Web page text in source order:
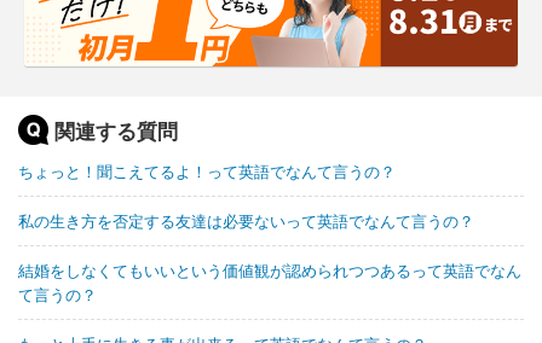
関連する質問
ちょっと！聞こえてるよ！って英語でなんて言うの？
私の生き方を否定する友達は必要ないって英語でなんて言うの？
結婚をしなくてもいいという価値観が認められつつあるって英語でなん
て言うの？